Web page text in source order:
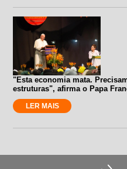
"Esta economia mata.
estruturas", afirma o Papa
LER MAIS